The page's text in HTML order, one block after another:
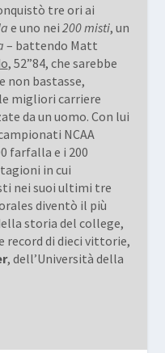
tre ori ai
e uno nei 200 misti, un
– battendo Matt
, 52”84, che sarebbe
non bastasse,
migliori carriere
da un uomo. Con lui
NCAA
farfalla e i 200
in cui
nei suoi ultimi tre
diventò il più
storia del college,
record di dieci vittorie,
, dell’Università della